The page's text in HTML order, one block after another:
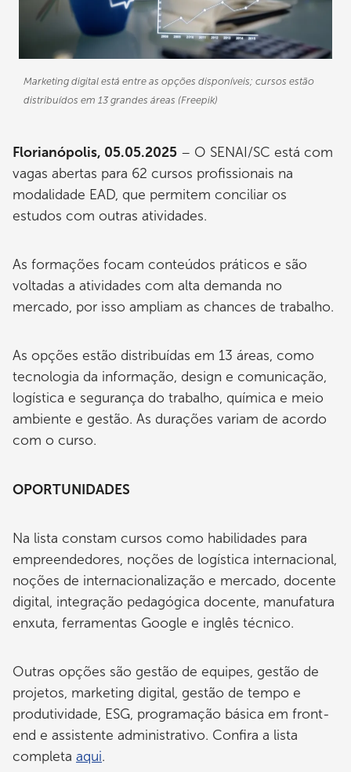
Marketing digital está entre as opções disponíveis; cursos estão
distribuídos em 13 grandes áreas (Freepik)
Florianópolis, 05.05.2025 – O SENAI/SC está com
vagas abertas para 62 cursos profissionais na
modalidade EAD, que permitem conciliar os
estudos com outras atividades.
As formações focam conteúdos práticos e são
voltadas a atividades com alta demanda no
mercado, por isso ampliam as chances de trabalho.
As opções estão distribuídas em 13 áreas, como
tecnologia da informação, design e comunicação,
logística e segurança do trabalho, química e meio
ambiente e gestão. As durações variam de acordo
com o curso.
OPORTUNIDADES
Na lista constam cursos como habilidades para
empreendedores, noções de logística internacional,
noções de internacionalização e mercado, docente
digital, integração pedagógica docente, manufatura
enxuta, ferramentas Google e inglês técnico.
Outras opções são gestão de equipes, gestão de
projetos, marketing digital, gestão de tempo e
produtividade, ESG, programação básica em front-
end e assistente administrativo. Confira a lista
completa aqui.